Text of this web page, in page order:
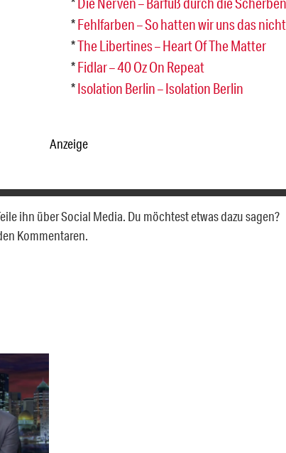
*Fehlfarben – So hatten wir uns das
*The Libertines – Heart Of The Matter
*Fidlar – 40 Oz On Repeat
*Isolation Berlin – Isolation Berlin
Anzeige
ihn über Social Media. Du möchtest etwas dazu sagen?
Kommentaren.